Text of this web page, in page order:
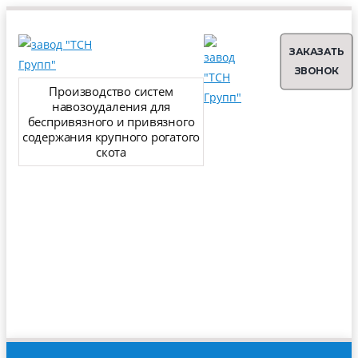
Производство систем
навозоудаления для
беспривязного и привязного
содержания крупного рогатого
скота
ЗАКАЗАТЬ
ЗВОНОК